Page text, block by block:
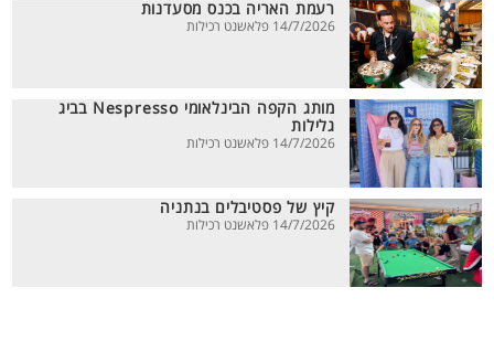
רעמת האריה בכנס מסעדנות
14/7/2026 פלאשנט רכילות
מותג הקפה הבינלאומי Nespresso בביג
גלילות
14/7/2026 פלאשנט רכילות
קיץ של פסטיבלים בנתניה
14/7/2026 פלאשנט רכילות